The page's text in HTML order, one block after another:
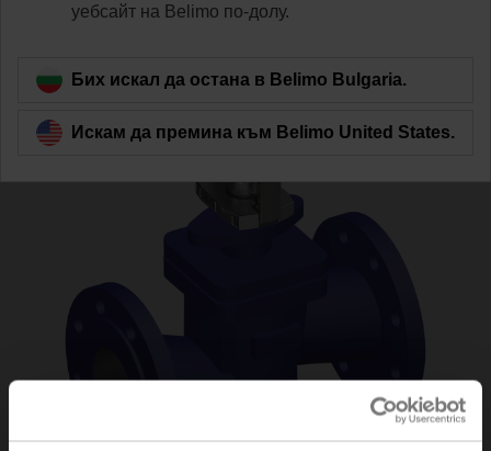
Back to product category
уебсайт на Belimo по-долу.
Бих искал да остана в Belimo Bulgaria.
Искам да премина към Belimo United States.